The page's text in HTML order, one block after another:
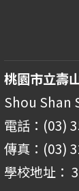
桃園市立壽
Shou Shan
電話：(03)
傳真：(03)
學校地址：